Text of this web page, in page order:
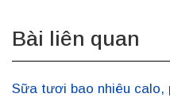
Bài liên quan
Sữa tươi bao nhiêu calo,